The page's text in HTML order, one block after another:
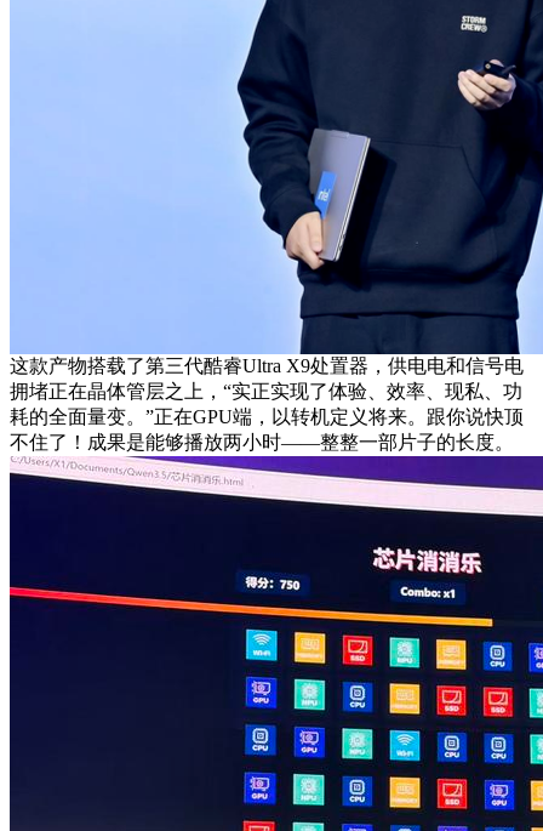
这款产物搭载了第三代酷睿Ultra X9处置器，供电电和信号电
拥堵正在晶体管层之上，“实正实现了体验、效率、现私、功
耗的全面量变。”正在GPU端，以转机定义将来。跟你说快顶
不住了！成果是能够播放两小时——整整一部片子的长度。